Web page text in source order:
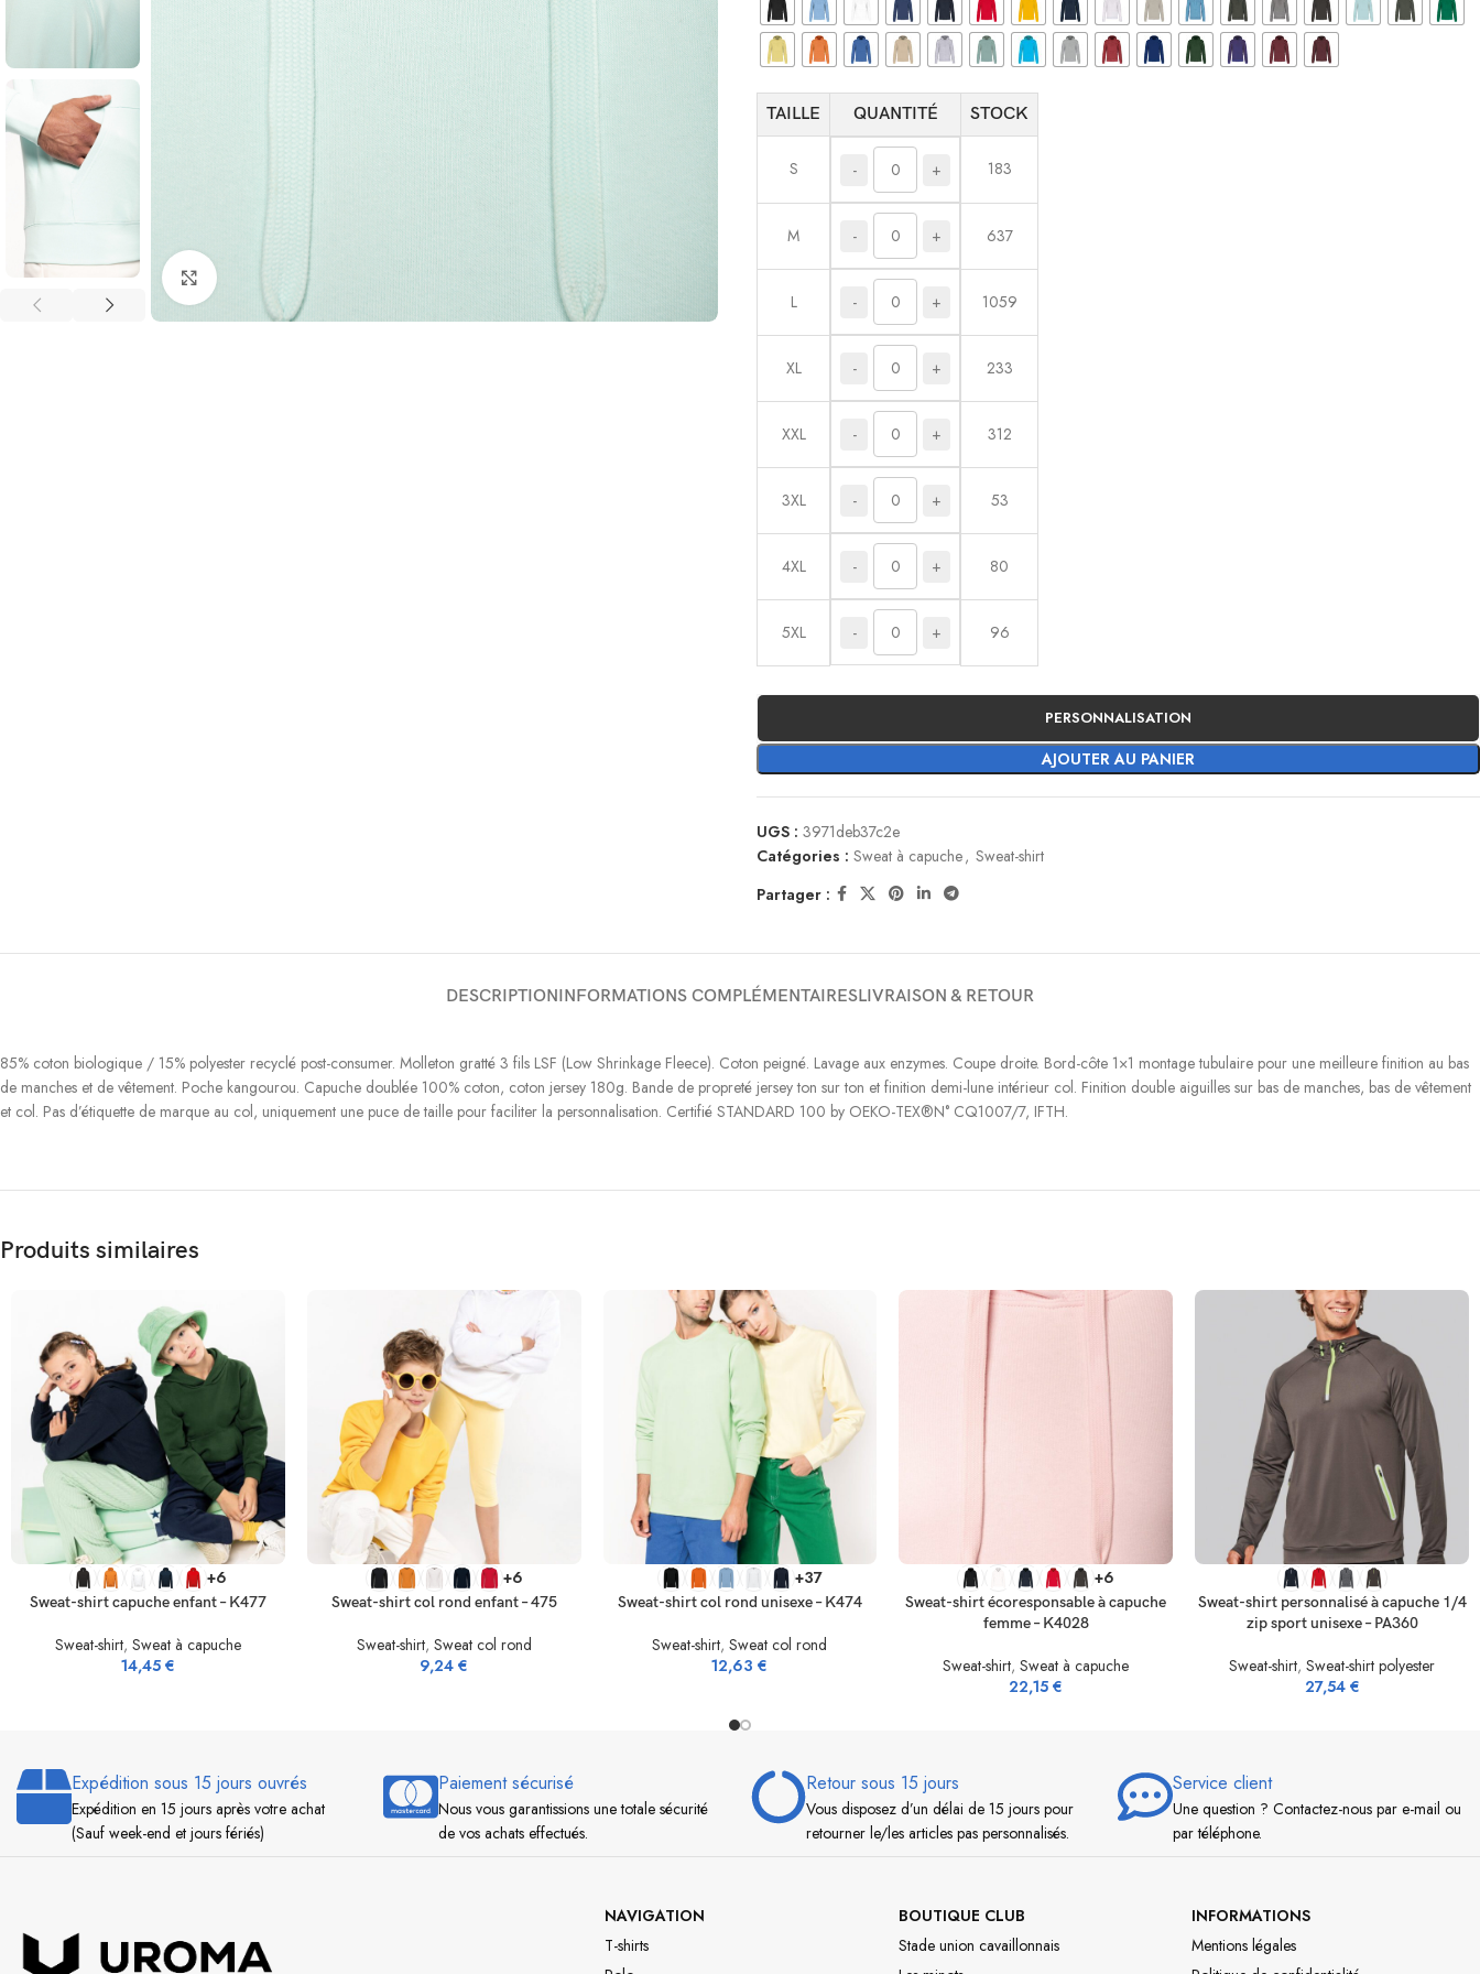
Click to enlarge
TAILLE QUANTITÉ STOCK
S - + 183
M - + 637
L - + 1059
XL - + 233
XXL - + 312
3XL - + 53
4XL - + 80
5XL - + 96
AJOUTER AU PANIER
PERSONNALISATION
UGS : 3971deb37c2e
Catégories : Sweat à capuche, Sweat-shirt
Partager :
DESCRIPTIONINFORMATIONS COMPLÉMENTAIRESLIVRAISON & RETOUR
85% coton biologique / 15% polyester recyclé post-consumer. Molleton gratté 3 fils LSF (Low Shrinkage Fleece). Coton peigné. Lavage aux enzymes. Coupe droite. Bord-côte 1×1 montage tubulaire pour une meilleure finition au bas
de manches et de vêtement. Poche kangourou. Capuche doublée 100% coton, coton jersey 180g. Bande de propreté jersey ton sur ton et finition demi-lune intérieur col. Finition double aiguilles sur bas de manches, bas de vêtement
et col. Pas d’étiquette de marque au col, uniquement une puce de taille pour faciliter la personnalisation. Certifié STANDARD 100 by OEKO-TEX®N° CQ1007/7, IFTH.
Produits similaires
SELECT OPTIONS +6
Sweat-shirt capuche enfant – K477
Sweat-shirt, Sweat à capuche
14,45 €
SELECT OPTIONS +6
Sweat-shirt col rond enfant – 475
Sweat-shirt, Sweat col rond
9,24€
SELECT OPTIONS +37
Sweat-shirt col rond unisexe – K474
Sweat-shirt,Sweat col rond
12,63€
SELECT OPTIONS +6
Sweat-shirt écoresponsable à capuche
femme – K4028
Sweat-shirt,Sweat à capuche
22,15€
SELECT OPTIONS
Sweat-shirt personnalisé à capuche 1/4
zip sport unisexe – PA360
Sweat-shirt,Sweat-shirt polyester
27,54 €
Expédition sous 15 jours ouvrés
Expédition en 15 jours après votre achat
(Sauf week-end et jours fériés)
Paiement sécurisé
Nous vous garantissions une totale sécurité
de vos achats effectués.
Retour sous 15 jours
Vous disposez d’un délai de 15 jours pour
retourner le/les articles pas personnalisés.
Service client
Une question ? Contactez-nous par e-mail ou
par téléphone.
NAVIGATION
T-shirts
BOUTIQUE CLUB
Stade union cavaillonnais
INFORMATIONS
Mentions légales